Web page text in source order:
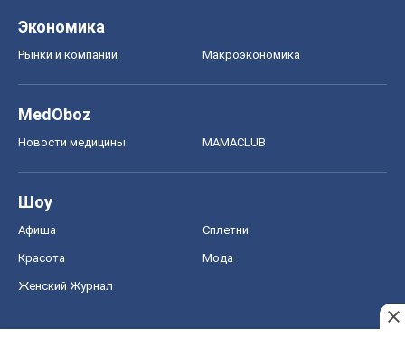
Экономика
Рынки и компании Mакроэкономика
MedOboz
Новости медицины MAMACLUB
Шоу
Афиша Сплетни
Красота Мода
Женский Журнал